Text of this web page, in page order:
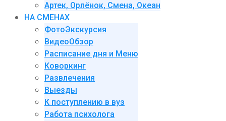
Артек, Орлёнок, Смена, Океан
НА СМЕНАХ
ФотоЭкскурсия
ВидеоОбзор
Расписание дня и Меню
Коворкинг
Развлечения
Выезды
К поступлению в вуз
Работа психолога